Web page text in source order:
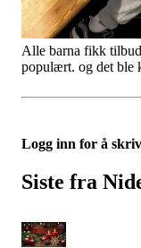
Alle barna fikk
populært. og det ble
Logg inn for å
Siste fra